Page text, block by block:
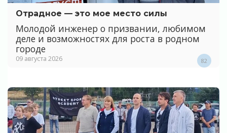
Отрадное — это мое место силы
Молодой инженер о призвании, любимом
деле и возможностях для роста в родном
городе
09 августа 2026 82